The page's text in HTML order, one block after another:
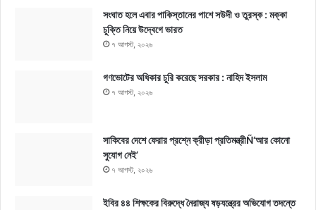
সংঘাত হলে এবার পাকিস্তানের পাশে সউদী ও তুরস্ক : মক্কা
চুক্তি নিয়ে উদ্বেগে ভারত
৭ আগস্ট, ২০২৬
গণভোটের অধিকার চুরি করেছে সরকার : নাহিদ ইসলাম
৭ আগস্ট, ২০২৬
সাকিবের দেশে ফেরার প্রশ্নে ক্রীড়া প্রতিমন্ত্রীÑ‘আর কোনো
সুযোগ নেই’
৭ আগস্ট, ২০২৬
ইবির ৪৪ শিক্ষকের বিরুদ্ধে নৈরাজ্য ষড়যন্ত্রের অভিযোগ তদন্তে